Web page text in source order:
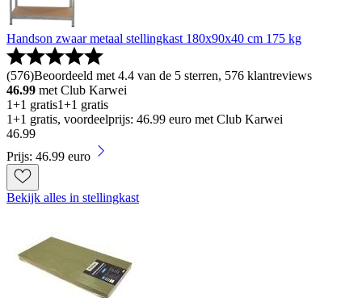
Handson zwaar metaal stellingkast 180x90x40 cm 175 kg
(576)Beoordeeld met 4.4 van de 5 sterren, 576 klantreviews
46.99 met Club Karwei
1+1 gratis1+1 gratis
1+1 gratis, voordeelprijs: 46.99 euro met Club Karwei
46.99
Prijs: 46.99 euro
Bekijk alles in stellingkast